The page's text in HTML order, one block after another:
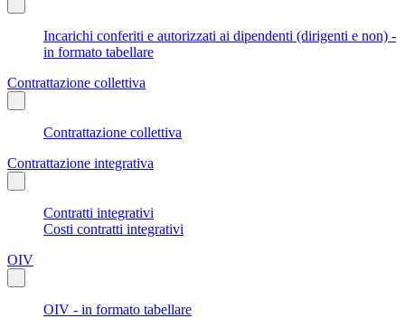
Incarichi conferiti e autorizzati ai dipendenti (dirigenti e non) -
in formato tabellare
Contrattazione collettiva
Contrattazione collettiva
Contrattazione integrativa
Contratti integrativi
Costi contratti integrativi
OIV
OIV - in formato tabellare